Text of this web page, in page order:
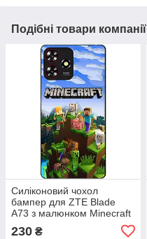
Подібні товари компанії
Силіконовий чохол
бампер для ZTE Blade
A73 з малюнком Minecraft
230 ₴